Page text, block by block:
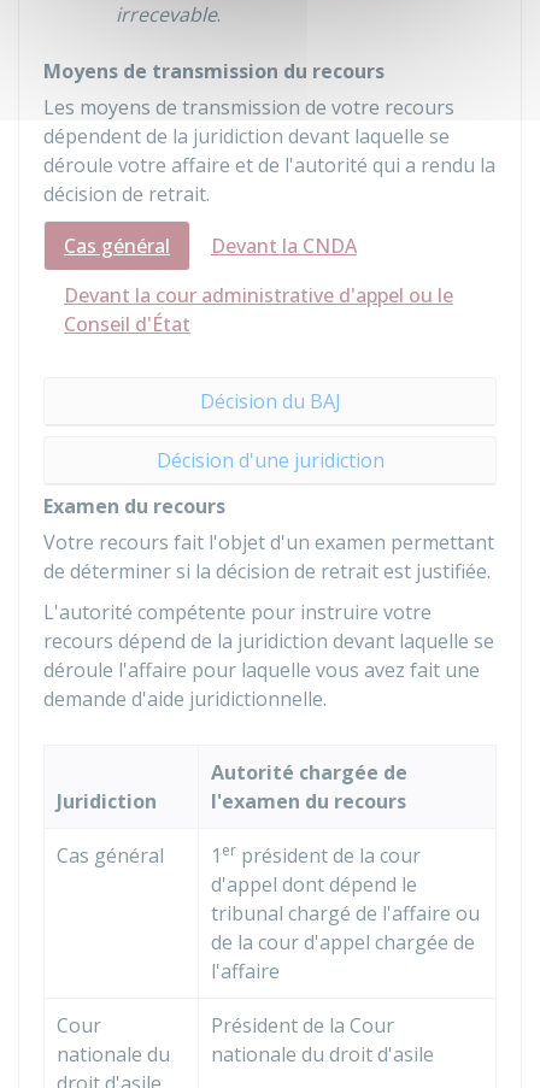
irrecevable.
Moyens de transmission du recours
Les moyens de transmission de votre recours
dépendent de la juridiction devant laquelle se
déroule votre affaire et de l'autorité qui a rendu la
décision de retrait.
Cas général
Devant la CNDA
Devant la cour administrative d'appel ou le
Conseil d'État
Décision du BAJ
Décision d'une juridiction
Examen du recours
Votre recours fait l'objet d'un examen permettant
de déterminer si la décision de retrait est justifiée.
L'autorité compétente pour instruire votre
recours dépend de la juridiction devant laquelle se
déroule l'affaire pour laquelle vous avez fait une
demande d'aide juridictionnelle.
Juridiction
Autorité chargée de
l'examen du recours
Cas général 1 er président de la cour
d'appel dont dépend le
tribunal chargé de l'affaire ou
de la cour d'appel chargée de
l'affaire
Cour
nationale du
Président de la Cour
nationale du droit d'asile